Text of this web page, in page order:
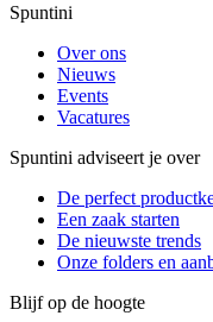
Spuntini
Over ons
Nieuws
Events
Vacatures
Spuntini adviseert je over
De perfect
Een zaak starten
De nieuwste trends
Onze folders en
Blijf op de hoogte